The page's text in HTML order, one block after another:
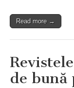
Read more →
de bună